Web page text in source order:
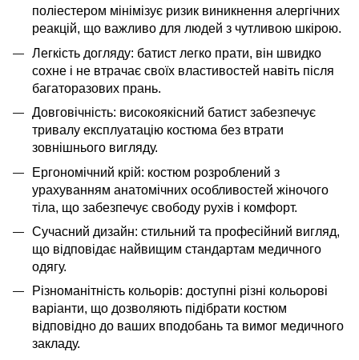
поліестером мінімізує ризик виникнення алергічних
реакцій, що важливо для людей з чутливою шкірою.
Легкість догляду: батист легко прати, він швидко
сохне і не втрачає своїх властивостей навіть після
багаторазових прань.
Довговічність: високоякісний батист забезпечує
тривалу експлуатацію костюма без втрати
зовнішнього вигляду.
Ергономічний крій: костюм розроблений з
урахуванням анатомічних особливостей жіночого
тіла, що забезпечує свободу рухів і комфорт.
Сучасний дизайн: стильний та професійний вигляд,
що відповідає найвищим стандартам медичного
одягу.
Різноманітність кольорів: доступні різні кольорові
варіанти, що дозволяють підібрати костюм
відповідно до ваших вподобань та вимог медичного
закладу.